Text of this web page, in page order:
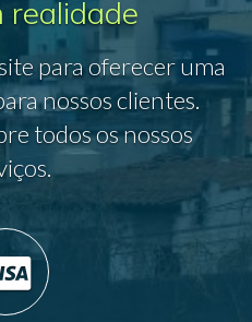
realidade
para oferecer uma
nossos clientes.
todos os nossos